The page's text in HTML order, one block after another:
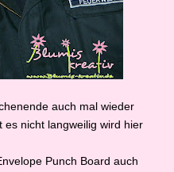
auch mal wieder
nicht langweilig wird hier
Punch Board auch